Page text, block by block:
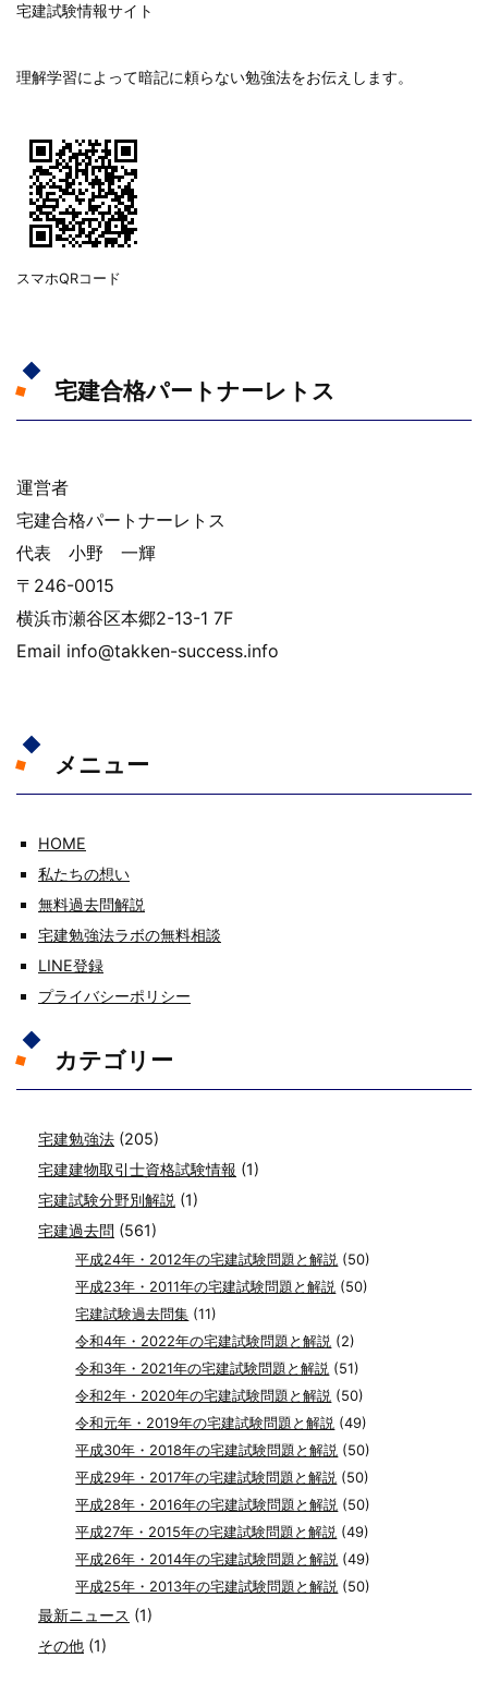
宅建試験情報サイト
理解学習によって暗記に頼らない勉強法をお伝えします。
スマホQRコード
宅建合格パートナーレトス
運営者
宅建合格パートナーレトス
代表 小野 一輝
〒246-0015
横浜市瀬谷区本郷2-13-1 7F
Email info@takken-success.info
メニュー
HOME
私たちの想い
無料過去問解説
宅建勉強法ラボの無料相談
LINE登録
プライバシーポリシー
カテゴリー
宅建勉強法 (205)
宅建建物取引士資格試験情報 (1)
宅建試験分野別解説 (1)
宅建過去問 (561)
平成24年・2012年の宅建試験問題と解説 (50)
平成23年・2011年の宅建試験問題と解説 (50)
宅建試験過去問集 (11)
令和4年・2022年の宅建試験問題と解説 (2)
令和3年・2021年の宅建試験問題と解説 (51)
令和2年・2020年の宅建試験問題と解説 (50)
令和元年・2019年の宅建試験問題と解説 (49)
平成30年・2018年の宅建試験問題と解説 (50)
平成29年・2017年の宅建試験問題と解説 (50)
平成28年・2016年の宅建試験問題と解説 (50)
平成27年・2015年の宅建試験問題と解説 (49)
平成26年・2014年の宅建試験問題と解説 (49)
平成25年・2013年の宅建試験問題と解説 (50)
最新ニュース (1)
その他 (1)